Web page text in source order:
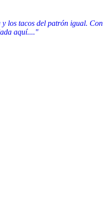
los tacos del patrón igual. Con
aquí...."